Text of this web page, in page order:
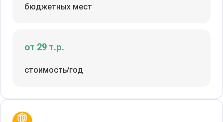
бюджетных мест
от 29 т.р.
стоимость/год